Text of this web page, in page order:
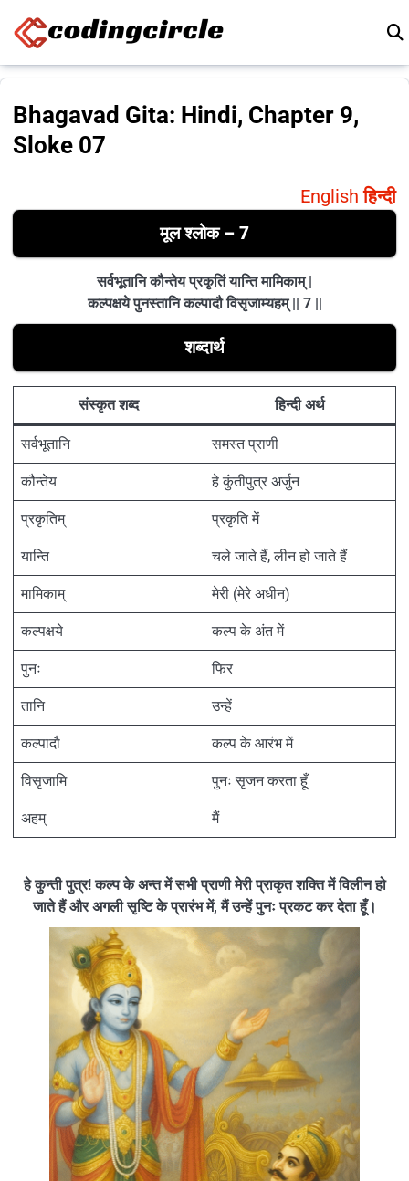
Bhagavad Gita: Hindi, Chapter 9,
Sloke 07
English हिन्दी
मूल श्लोक – 7
सर्वभूतानि कौन्तेय प्रकृतिं यान्ति मामिकाम् |
कल्पक्षये पुनस्तानि कल्पादौ विसृजाम्यहम् || 7 ||
शब्दार्थ
संस्कृत शब्द हिन्दी अर्थ
सर्वभूतानि समस्त प्राणी
कौन्तेय हे कुंतीपुत्र अर्जुन
प्रकृतिम् प्रकृति में
यान्ति चले जाते हैं, लीन हो जाते हैं
मामिकाम् मेरी (मेरे अधीन)
कल्पक्षये कल्प के अंत में
पुनः फिर
तानि उन्हें
कल्पादौ कल्प के आरंभ में
विसृजामि पुनः सृजन करता हूँ
अहम् मैं
हे कुन्ती पुत्र! कल्प के अन्त में सभी प्राणी मेरी प्राकृत शक्ति में विलीन हो
जाते हैं और अगली सृष्टि के प्रारंभ में, मैं उन्हें पुनः प्रकट कर देता हूँ।